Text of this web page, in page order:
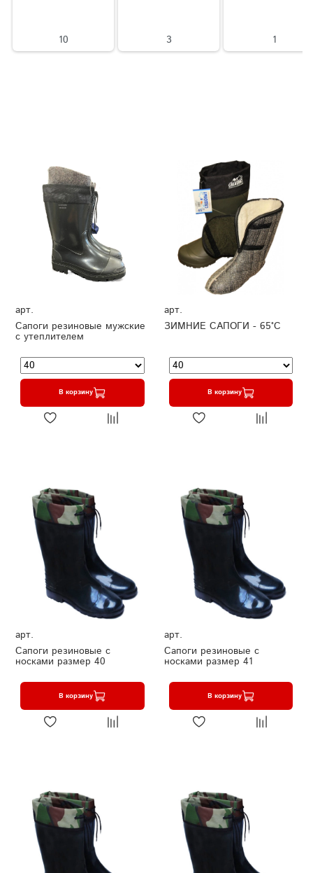
10 3 1
арт.
Сапоги резиновые мужские
с утеплителем
В корзину
арт.
ЗИМНИЕ САПОГИ - 65°C
В корзину
арт.
Сапоги резиновые с
носками размер 40
В корзину
арт.
Сапоги резиновые с
носками размер 41
В корзину